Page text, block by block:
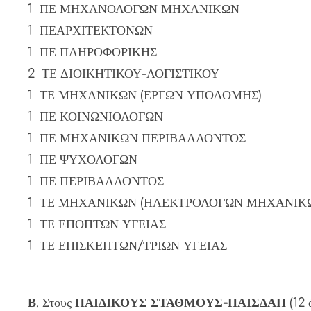
1 ΠΕ ΜΗΧΑΝΟΛΟΓΩΝ ΜΗΧΑΝΙΚΩΝ
1 ΠΕΑΡΧΙΤΕΚΤΟΝΩΝ
1 ΠΕ ΠΛΗΡΟΦΟΡΙΚΗΣ
2 ΤΕ ΔΙΟΙΚΗΤΙΚΟΥ-ΛΟΓΙΣΤΙΚΟΥ
1 ΤΕ ΜΗΧΑΝΙΚΩΝ (ΕΡΓΩΝ ΥΠΟΔΟΜΗΣ)
1 ΠΕ ΚΟΙΝΩΝΙΟΛΟΓΩΝ
1 ΠΕ ΜΗΧΑΝΙΚΩΝ ΠΕΡΙΒΑΛΛΟΝΤΟΣ
1 ΠΕ ΨΥΧΟΛΟΓΩΝ
1 ΠΕ ΠΕΡΙΒΑΛΛΟΝΤΟΣ
1 ΤΕ ΜΗΧΑΝΙΚΩΝ (ΗΛΕΚΤΡΟΛΟΓΩΝ
1 ΤΕ ΕΠΟΠΤΩΝ ΥΓΕΙΑΣ
1 ΤΕ ΕΠΙΣΚΕΠΤΩΝ/ΤΡΙΩΝ ΥΓΕΙΑΣ
Β. Στους ΠΑΙΔΙΚΟΥΣ ΣΤΑΘΜΟΥΣ-ΠΑΙΣΔΑΠ (12